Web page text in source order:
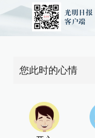
您此时的心情